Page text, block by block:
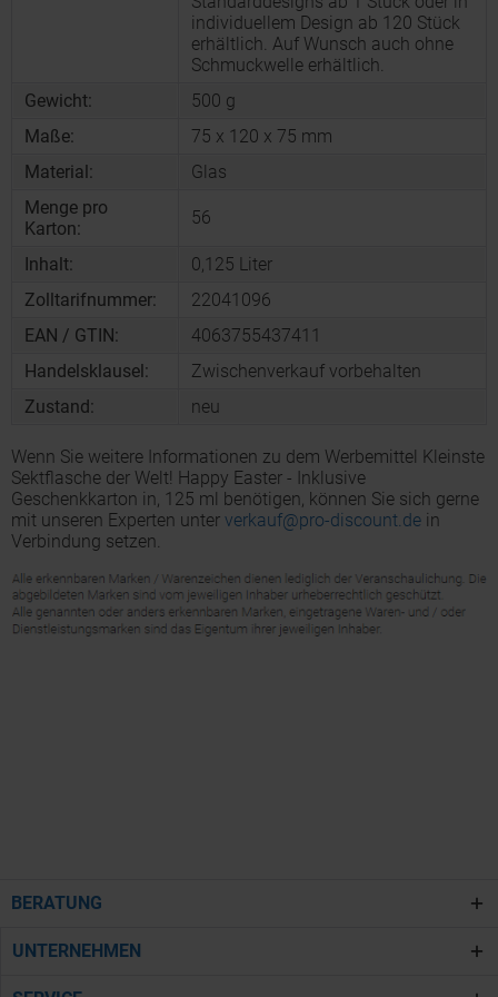
individuellem Design ab 120 Stück
erhältlich. Auf Wunsch auch ohne
Schmuckwelle erhältlich.
Gewicht:
500 g
Maße:
75 x 120 x 75 mm
Material:
Glas
Menge pro
Karton:
56
Inhalt:
0,125 Liter
Zolltarifnummer:
22041096
EAN / GTIN:
4063755437411
Handelsklausel:
Zwischenverkauf vorbehalten
Zustand:
neu
Wenn Sie weitere Informationen zu dem Werbemittel Kleinste
Sektflasche der Welt! Happy Easter - Inklusive
Geschenkkarton in, 125 ml benötigen, können Sie sich gerne
mit unseren Experten unter verkauf@pro-discount.de in
Verbindung setzen.
BERATUNG
UNTERNEHMEN